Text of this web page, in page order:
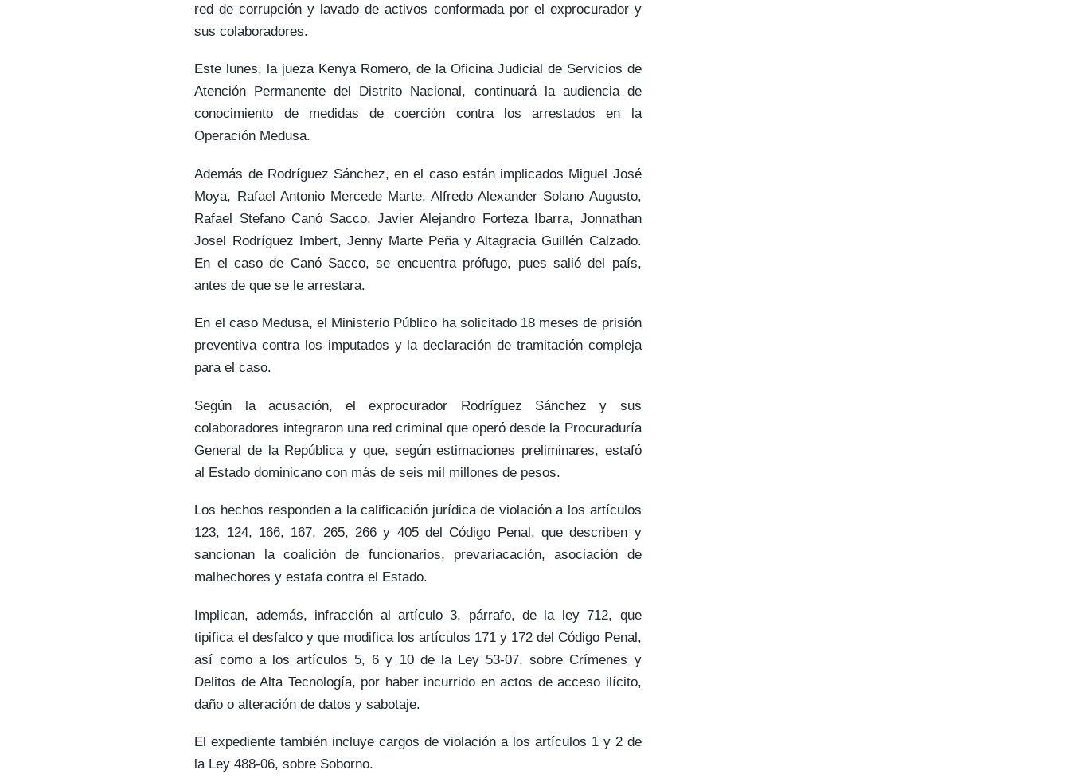
red de corrupción y lavado de activos conformada por el exprocurador y
sus colaboradores.
Este lunes, la jueza Kenya Romero, de la Oficina Judicial de Servicios de
Atención Permanente del Distrito Nacional, continuará la audiencia de
conocimiento de medidas de coerción contra los arrestados en la
Operación Medusa.
Además de Rodríguez Sánchez, en el caso están implicados Miguel José
Moya, Rafael Antonio Mercede Marte, Alfredo Alexander Solano Augusto,
Rafael Stefano Canó Sacco, Javier Alejandro Forteza Ibarra, Jonnathan
Josel Rodríguez Imbert, Jenny Marte Peña y Altagracia Guillén Calzado.
En el caso de Canó Sacco, se encuentra prófugo, pues salió del país,
antes de que se le arrestara.
En el caso Medusa, el Ministerio Público ha solicitado 18 meses de prisión
preventiva contra los imputados y la declaración de tramitación compleja
para el caso.
Según la acusación, el exprocurador Rodríguez Sánchez y sus
colaboradores integraron una red criminal que operó desde la Procuraduría
General de la República y que, según estimaciones preliminares, estafó
al Estado dominicano con más de seis mil millones de pesos.
Los hechos responden a la calificación jurídica de violación a los artículos
123, 124, 166, 167, 265, 266 y 405 del Código Penal, que describen y
sancionan la coalición de funcionarios, prevariacación, asociación de
malhechores y estafa contra el Estado.
Implican, además, infracción al artículo 3, párrafo, de la ley 712, que
tipifica el desfalco y que modifica los artículos 171 y 172 del Código Penal,
así como a los artículos 5, 6 y 10 de la Ley 53-07, sobre Crímenes y
Delitos de Alta Tecnología, por haber incurrido en actos de acceso ilícito,
daño o alteración de datos y sabotaje.
El expediente también incluye cargos de violación a los artículos 1 y 2 de
la Ley 488-06, sobre Soborno.